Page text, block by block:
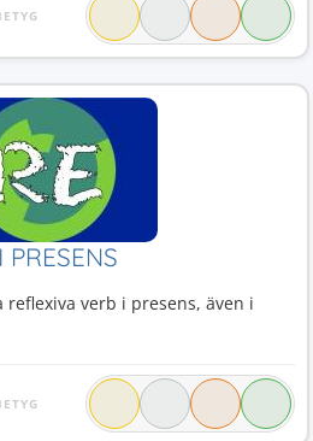
verb i presens, även i